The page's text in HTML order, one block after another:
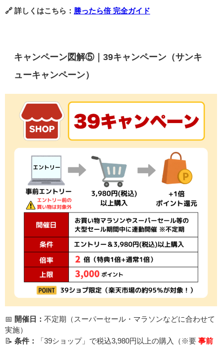
🔗 詳しくはこちら： 勝ったら倍 完全ガイド
キャンペーン図解⑤｜39キャンペーン（サンキ
ューキャンペーン）
📅 開催日： 不定期（スーパーセール・マラソンなどに合わせて
実施）
📝 条件： 「39ショップ」で税込3,980円以上の購入（※要 事前